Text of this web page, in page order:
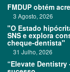
FMDUP obtém
3 Agosto, 2026
"O Estado
SNS e explora
cheque-dentista"
31 Julho, 2026
“Elevate